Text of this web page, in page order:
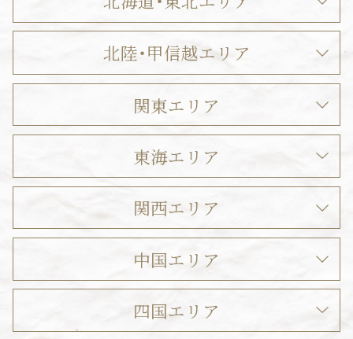
北陸・甲信越エリア
関東エリア
東海エリア
関西エリア
中国エリア
四国エリア